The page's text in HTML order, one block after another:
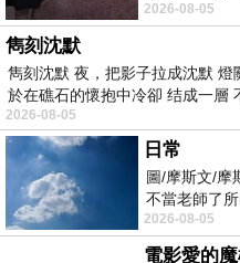
下二樓居然又
2026-08-05
雋刻沈默
雋刻沈默 夜，把影子拉成沈默
於在礁石的懷抱中冷卻 结成一層
2026-08-05
日常
圖/摩斯文/摩
不當老師了
她不是很喜
2026-08-05